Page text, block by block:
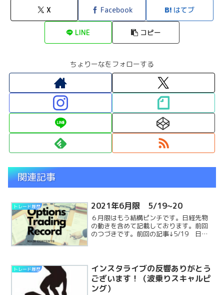
X Facebook はてブ
LINE コピー
ちょりーなをフォローする
関連記事
トレード履歴 2021年6月限 5/19~20
６月限はもう結構ピンチです。日経先物
の動きを含めて記載しております。前回
のつづきです。前回の記事↓5/19 日経
では損切にならないとReadMore...
トレード履歴
インスタライブの反響ありがとう
ございます！（波乗りスキャルピ
ング）